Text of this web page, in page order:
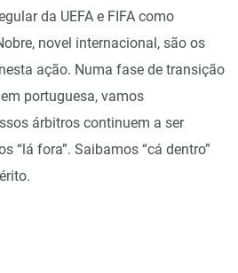
da UEFA e FIFA como
novel internacional, são os
ação. Numa fase de transição
portuguesa, vamos
árbitros continuem a ser
“lá fora”. Saibamos “cá dentro”